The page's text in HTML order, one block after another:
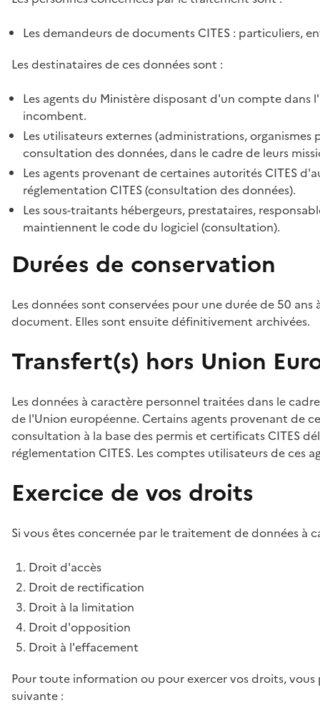
Les demandeurs de documents CITES : particuliers,
Les destinataires de ces données sont :
Les agents du Ministère disposant d'un compte
incombent.
Les utilisateurs externes (administrations,
consultation des données, dans le cadre de leurs
Les agents provenant de certaines autorités CITES
réglementation CITES (consultation des données).
Les sous-traitants hébergeurs, prestataires,
maintiennent le code du logiciel (consultation).
Durées de conservation
Les données sont conservées pour une durée de 50
document. Elles sont ensuite définitivement archivées.
Transfert(s) hors Union
Les données à caractère personnel traitées dans le
de l'Union européenne. Certains agents provenant de
consultation à la base des permis et certificats CITES
réglementation CITES. Les comptes utilisateurs de ces
Exercice de vos droits
Si vous êtes concernée par le traitement de données à
Droit d'accès
Droit de rectification
Droit à la limitation
Droit d'opposition
Droit à l'effacement
Pour toute information ou pour exercer vos droits,
suivante :